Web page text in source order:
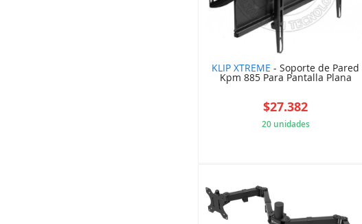
KLIP XTREME - Soporte de Pared
Kpm 885 Para Pantalla Plana
$27.382
20 unidades